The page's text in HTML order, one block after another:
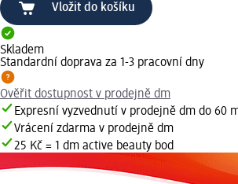
Vložit do košíku
Skladem
Standardní doprava za 1-3 pracovní dny
Ověřit dostupnost v prodejně dm
Expresní vyzvednutí v prodejně dm do 60
Vrácení zdarma v prodejně dm
25 Kč = 1 dm active beauty bod